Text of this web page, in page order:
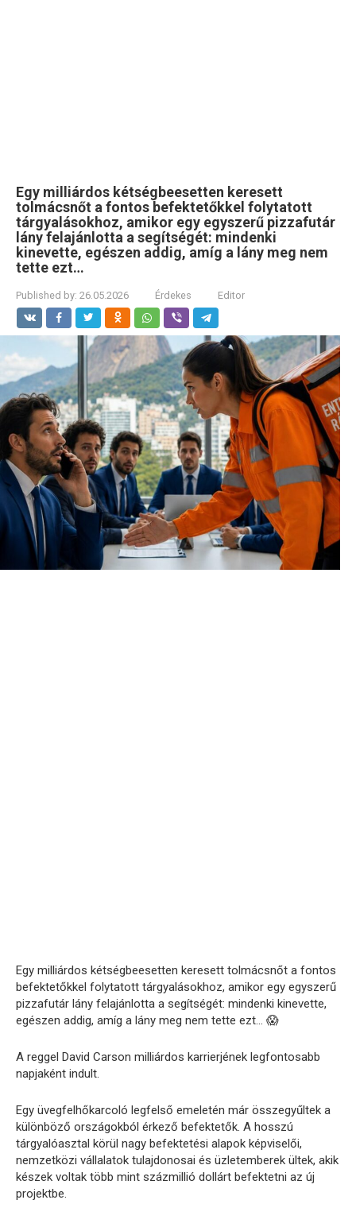
Egy milliárdos kétségbeesetten keresett
tolmácsnőt a fontos befektetőkkel folytatott
tárgyalásokhoz, amikor egy egyszerű pizzafutár
lány felajánlotta a segítségét: mindenki
kinevette, egészen addig, amíg a lány meg nem
tette ezt…
Published by: 26.05.2026 Érdekes Editor
Egy milliárdos kétségbeesetten keresett tolmácsnőt a fontos
befektetőkkel folytatott tárgyalásokhoz, amikor egy egyszerű
pizzafutár lány felajánlotta a segítségét: mindenki kinevette,
egészen addig, amíg a lány meg nem tette ezt… 😱
A reggel David Carson milliárdos karrierjének legfontosabb
napjaként indult.
Egy üvegfelhőkarcoló legfelső emeletén már összegyűltek a
különböző országokból érkező befektetők. A hosszú
tárgyalóasztal körül nagy befektetési alapok képviselői,
nemzetközi vállalatok tulajdonosai és üzletemberek ültek, akik
készek voltak több mint százmillió dollárt befektetni az új
projektbe.